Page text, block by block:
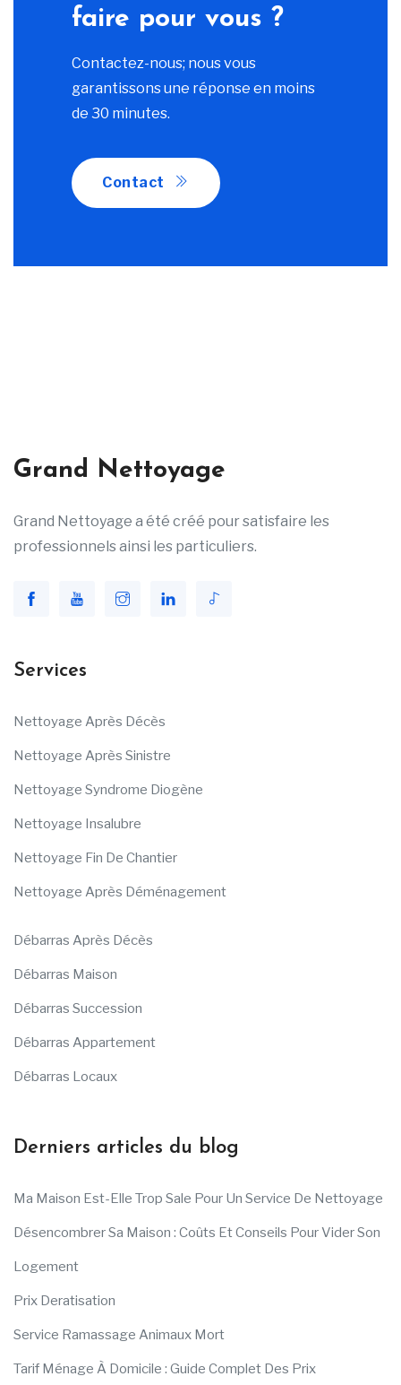
faire pour vous ?
Contactez-nous; nous vous
garantissons une réponse en moins
de 30 minutes.
Contact
Grand Nettoyage
Grand Nettoyage a été créé pour satisfaire les
professionnels ainsi les particuliers.
Services
Nettoyage Après Décès
Nettoyage Après Sinistre
Nettoyage Syndrome Diogène
Nettoyage Insalubre
Nettoyage Fin De Chantier
Nettoyage Après Déménagement
Débarras Après Décès
Débarras Maison
Débarras Succession
Débarras Appartement
Débarras Locaux
Derniers articles du blog
Ma Maison Est-Elle Trop Sale Pour Un Service De Nettoyage
Désencombrer Sa Maison : Coûts Et Conseils Pour Vider Son
Logement
Prix Deratisation
Service Ramassage Animaux Mort
Tarif Ménage À Domicile : Guide Complet Des Prix